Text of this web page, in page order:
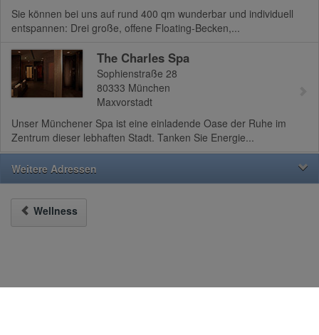
Sie können bei uns auf rund 400 qm wunderbar und individuell
entspannen: Drei große, offene Floating-Becken,...
The Charles Spa
Sophienstraße 28
80333 München
Maxvorstadt
Unser Münchener Spa ist eine einladende Oase der Ruhe im
Zentrum dieser lebhaften Stadt. Tanken Sie Energie...
Weitere Adressen
Wellness